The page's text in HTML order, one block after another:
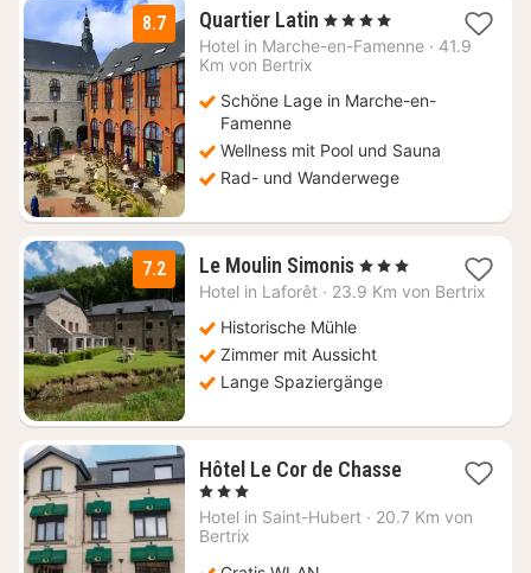
8.7 Quartier Latin 3
Nächte
€
, 4 Sterne
Hotel in Marche-en-Famenne · 41.9
Km von Bertrix
Schöne Lage in Marche-en-
Famenne
Wellness mit Pool und Sauna
Rad- und Wanderwege
7.2 Le Moulin Simonis1
Nacht
€
, 3 Sterne
Hotel in Laforêt · 23.9 Km von Bertrix
Historische Mühle
Zimmer mit Aussicht
Lange Spaziergänge
Hôtel Le Cor de Chasse1
ab
, 3 Sterne
Hotel in Saint-Hubert · 20.7 Km von
Bertrix